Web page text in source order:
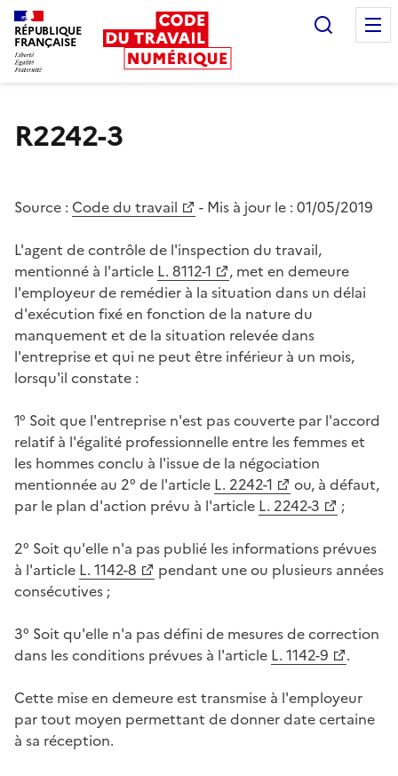
RÉPUBLIQUE
FRANÇAISE
R2242-3
Source : Code du travail - Mis à jour le : 01/05/2019
L'agent de contrôle de l'inspection du travail,
mentionné à l'article L. 8112-1
, met en demeure
l'employeur de remédier à la situation dans un délai
d'exécution fixé en fonction de la nature du
manquement et de la situation relevée dans
l'entreprise et qui ne peut être inférieur à un mois,
lorsqu'il constate :
1° Soit que l'entreprise n'est pas couverte par l'accord
relatif à l'égalité professionnelle entre les femmes et
les hommes conclu à l'issue de la négociation
mentionnée au 2° de l'article L. 2242-1
ou, à défaut,
par le plan d'action prévu à l'article L. 2242-3
;
2° Soit qu'elle n'a pas publié les informations prévues
à l'article L. 1142-8
pendant une ou plusieurs années
consécutives ;
3° Soit qu'elle n'a pas défini de mesures de correction
dans les conditions prévues à l'article L. 1142-9
.
Cette mise en demeure est transmise à l'employeur
par tout moyen permettant de donner date certaine
à sa réception.